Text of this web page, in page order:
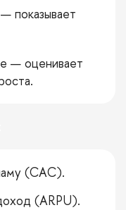
показывает
— оценивает
(CAC).
(ARPU).